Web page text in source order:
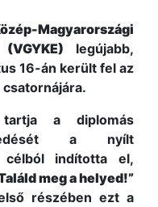
Magyarországi
legújabb,
16-án került fel az
csatornájára.
a diplomás
a nyílt
célból indította el,
meg a helyed!”
részében ezt a